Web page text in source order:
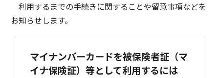
利用するまでの手続きに関することや留意事項などを
お知らせします。
マイナンバーカードを被保険者証（マ
イナ保険証）等として利用するには